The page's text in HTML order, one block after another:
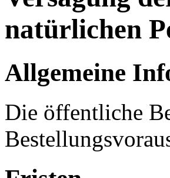
natürlichen
Allgemeine
Die öffentliche